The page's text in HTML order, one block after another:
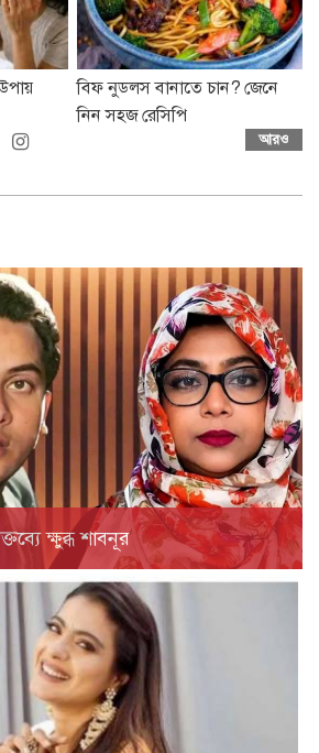
বিফ নুডলস বানাতে চান? জেনে
নিন সহজ রেসিপি
আরও
ক্ষুব্ধ শাবনূর